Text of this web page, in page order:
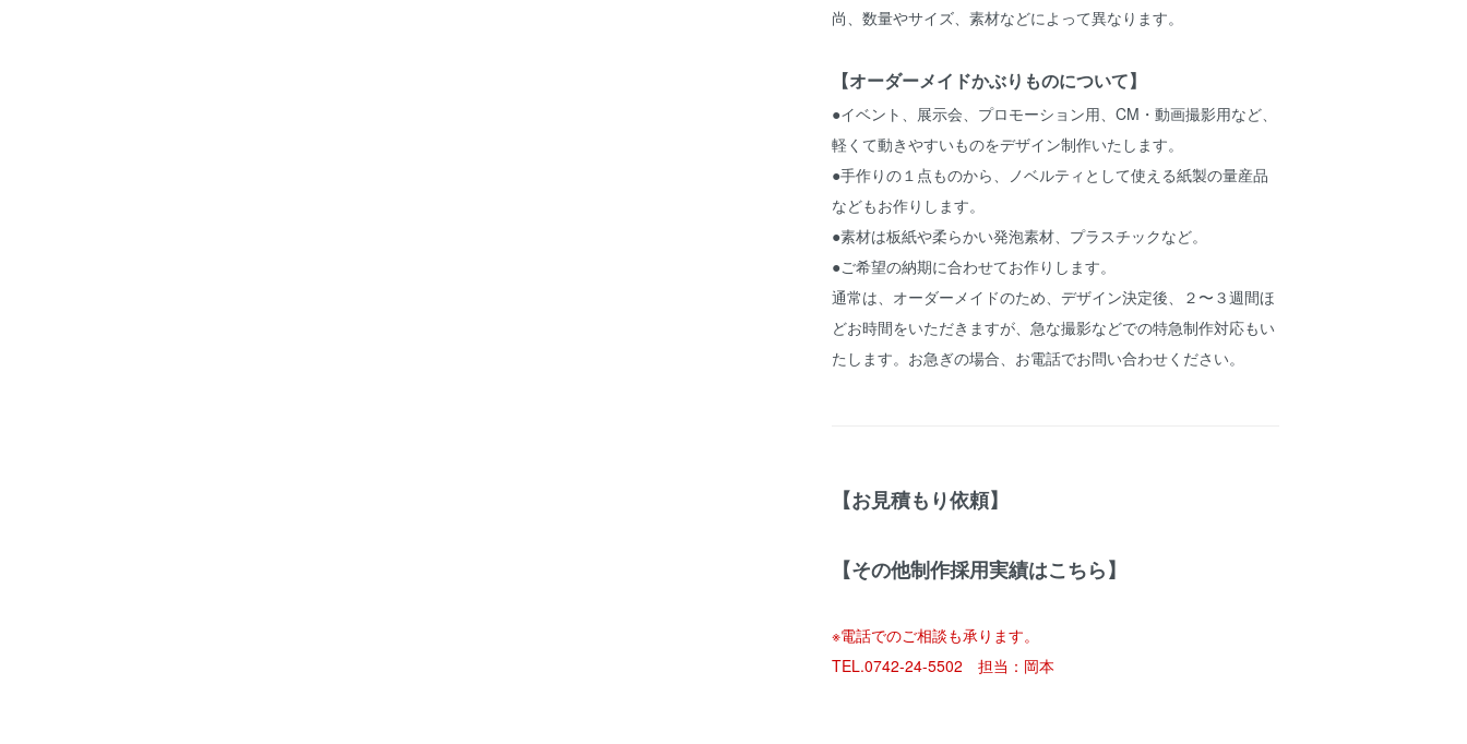
尚、数量やサイズ、素材などによって異なります。
【オーダーメイドかぶりものについて】
●イベント、展示会、プロモーション用、CM・動画撮影用など、
軽くて動きやすいものをデザイン制作いたします。
●手作りの１点ものから、ノベルティとして使える紙製の量産品
などもお作りします。
●素材は板紙や柔らかい発泡素材、プラスチックなど。
●ご希望の納期に合わせてお作りします。
通常は、オーダーメイドのため、デザイン決定後、２〜３週間ほ
どお時間をいただきますが、急な撮影などでの特急制作対応もい
たします。お急ぎの場合、お電話でお問い合わせください。
【お見積もり依頼】
【その他制作採用実績はこちら】
※電話でのご相談も承ります。
TEL.0742-24-5502 担当：岡本